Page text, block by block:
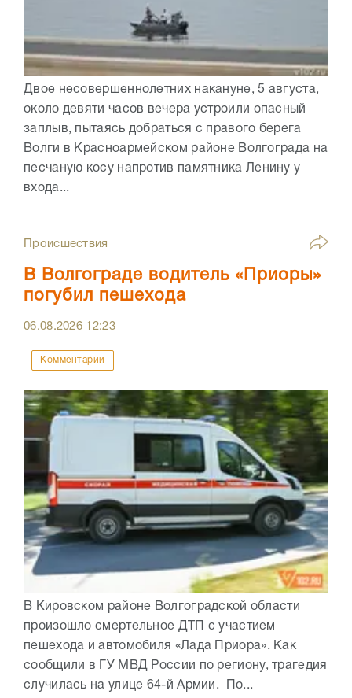
Двое несовершеннолетних накануне, 5 августа,
около девяти часов вечера устроили опасный
заплыв, пытаясь добраться с правого берега
Волги в Красноармейском районе Волгограда на
песчаную косу напротив памятника Ленину у
входа...
Происшествия
В Волгограде водитель «Приоры»
погубил пешехода
06.08.2026 12:23
Комментарии
В Кировском районе Волгоградской области
произошло смертельное ДТП с участием
пешехода и автомобиля «Лада Приора». Как
сообщили в ГУ МВД России по региону, трагедия
случилась на улице 64-й Армии. По...